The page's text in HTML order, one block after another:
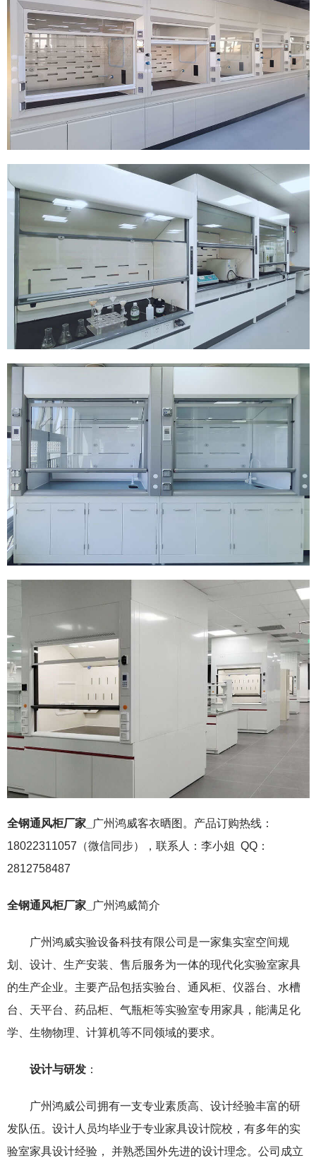
全钢通风柜厂家_
广州鸿威客衣晒图。产品订购热线：
18022311057（微信同步），联系人：李小姐 QQ：
2812758487
全钢通风柜厂家_ 广州鸿威简介
广州鸿威实验设备科技有限公司是一家集实室空间规
划、设计、生产安装、售后服务为一体的现代化实验室家具
的生产企业。主要产品包括实验台、通风柜、仪器台、水槽
台、天平台、药品柜、气瓶柜等实验室专用家具，能满足化
学、生物物理、计算机等不同领域的要求。
设计与研发：
广州鸿威公司拥有一支专业素质高、设计经验丰富的研
发队伍。设计人员均毕业于专业家具设计院校，有多年的实
验室家具设计经验， 并熟悉国外先进的设计理念。公司成立